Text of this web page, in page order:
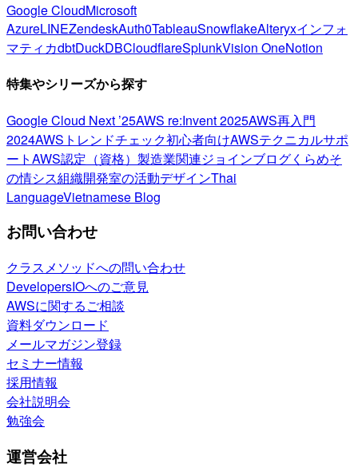
Google CloudMicrosoft
AzureLINEZendeskAuth0TableauSnowflakeAlteryxインフォ
マティカdbtDuckDBCloudflareSplunkVision OneNotion
特集やシリーズから探す
Google Cloud Next ’25AWS re:Invent 2025AWS再入門
2024AWSトレンドチェック初心者向けAWSテクニカルサポ
ートAWS認定（資格） 製造業関連ジョインブログくらめそ
の情シス組織開発室の活動デザインThai
LanguageVietnamese Blog
お問い合わせ
クラスメソッドへの問い合わせ
DevelopersIOへのご意見
AWSに関するご相談
資料ダウンロード
メールマガジン登録
セミナー情報
採用情報
会社説明会
勉強会
運営会社